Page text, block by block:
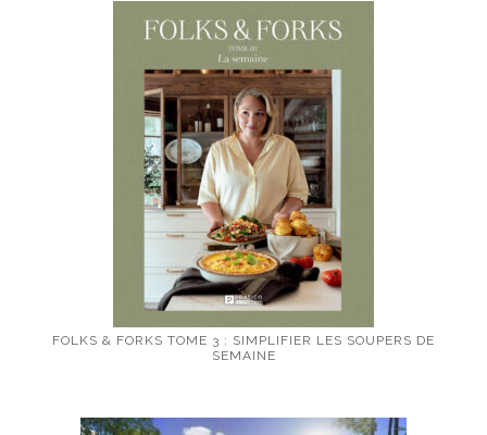
FOLKS & FORKS TOME 3 : SIMPLIFIER LES SOUPERS DE
SEMAINE